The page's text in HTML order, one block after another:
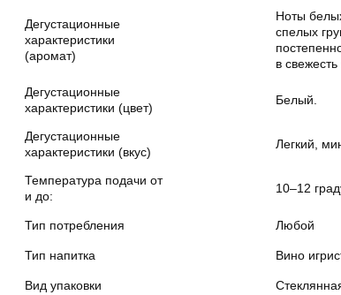
Дегустационные
характеристики
(аромат)
Ноты
спелых
в свежесть
Дегустационные
характеристики (цвет)
Белый.
Дегустационные
характеристики (вкус)
Легкий,
Температура подачи от
и до:
10–12
Тип потребления Любой
Тип напитка Вино
Вид упаковки